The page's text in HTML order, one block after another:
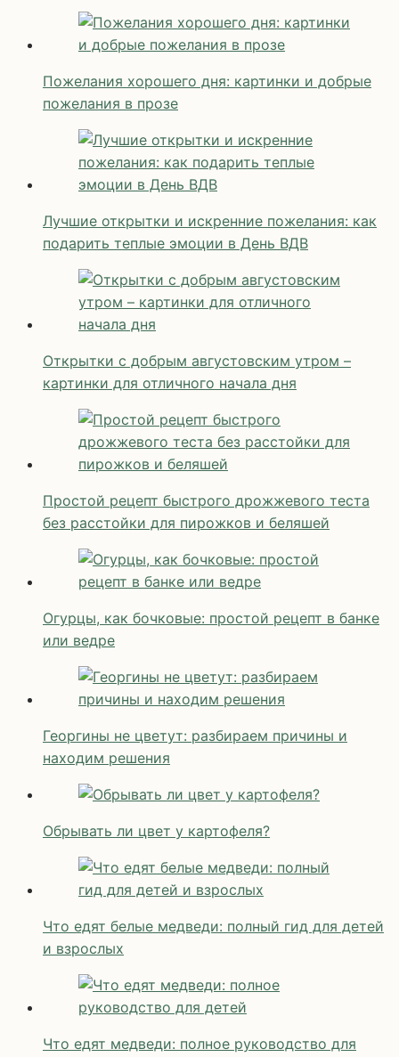
Пожелания хорошего дня: картинки и добрые
пожелания в прозе
Лучшие открытки и искренние пожелания: как
подарить теплые эмоции в День ВДВ
Открытки с добрым августовским утром –
картинки для отличного начала дня
Простой рецепт быстрого дрожжевого теста
без расстойки для пирожков и беляшей
Огурцы, как бочковые: простой рецепт в банке
или ведре
Георгины не цветут: разбираем причины и
находим решения
Обрывать ли цвет у картофеля?
Что едят белые медведи: полный гид для детей
и взрослых
Что едят медведи: полное руководство для